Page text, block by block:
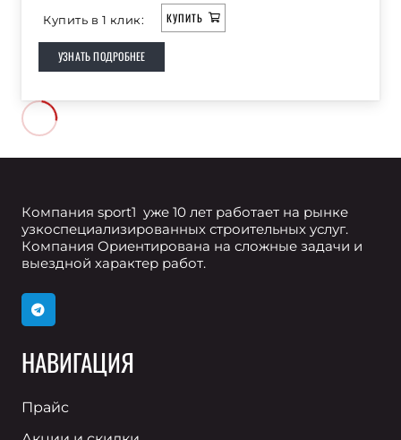
Купить в 1 клик: КУПИТЬ
УЗНАТЬ ПОДРОБНЕЕ
Компания sport1 уже 10 лет работает на рынке
узкоспециализированных строительных услуг.
Компания Ориентирована на сложные задачи и
выездной характер работ.
НАВИГАЦИЯ
Прайс